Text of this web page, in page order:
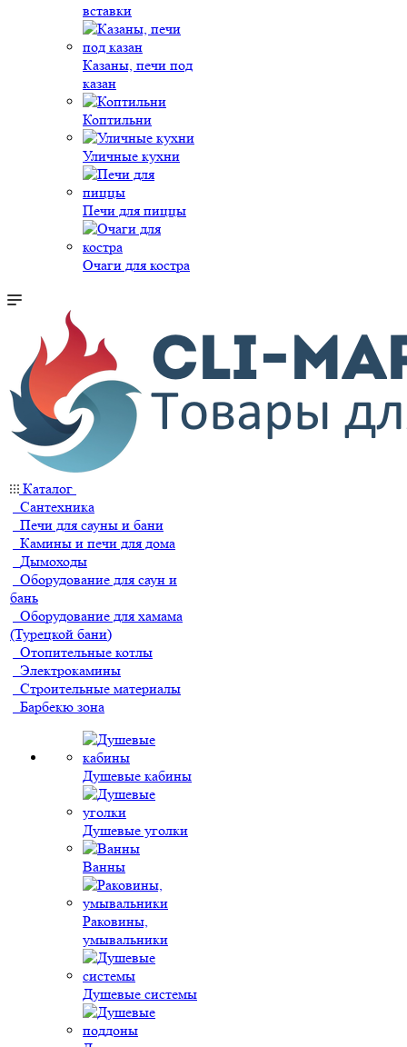
вставки
Казаны, печи под
казан
Коптильни
Уличные кухни
Печи для пиццы
Очаги для костра
Каталог
Сантехника
Печи для сауны и бани
Камины и печи для дома
Дымоходы
Оборудование для саун и
бань
Оборудование для хамама
(Турецкой бани)
Отопительные котлы
Электрокамины
Строительные материалы
Барбекю зона
Душевые кабины
Душевые уголки
Ванны
Раковины,
умывальники
Душевые системы